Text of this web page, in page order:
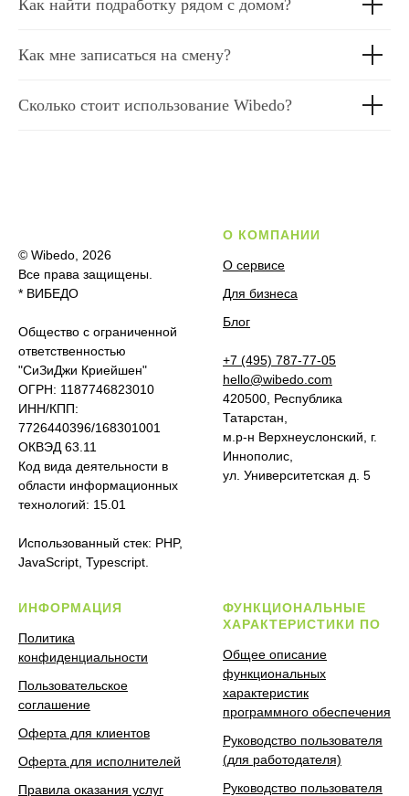
Как найти подработку рядом с домом?
Как мне записаться на смену?
Сколько стоит использование Wibedo?
© Wibedo, 2026
Все права защищены.
* ВИБЕДО
Общество с ограниченной
ответственностью
"СиЗиДжи Криейшен"
ОГРН: 1187746823010
ИНН/КПП:
7726440396/168301001
ОКВЭД 63.11
Код вида деятельности в
области информационных
технологий: 15.01
Использованный стек: PHP,
JavaScript, Typescript.
О КОМПАНИИ
О сервисе
Для бизнеса
Блог
+7 (495) 787-77-05
hello@wibedo.com
420500, Республика
Татарстан,
м.р-н Верхнеуслонский, г.
Иннополис,
ул. Университетская д. 5
ИНФОРМАЦИЯ
Политика
конфиденциальности
Пользовательское
соглашение
Оферта для клиентов
Оферта для исполнителей
Правила оказания услуг
ФУНКЦИОНАЛЬНЫЕ
ХАРАКТЕРИСТИКИ ПО
Общее описание
функциональных
характеристик
программного обеспечения
Руководство пользователя
(для работодателя)
Руководство пользователя